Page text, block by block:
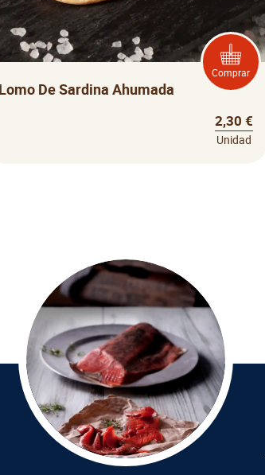
Comprar
Lomo De Sardina Ahumada
2,30 €
Unidad